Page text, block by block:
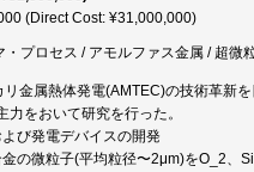
(Direct Cost: ¥31,000,000)
プロセス / アモルファス金属 / 超微
金属熱体発電(AMTEC)の技術革新
をおいて研究を行った。
び発電デバイスの開発
の微粒子(平均粒径〜2μm)をO_2、